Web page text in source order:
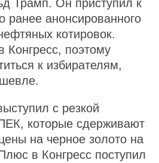
Трамп. Он приступил к
ранее анонсированного
котировок.
поэтому
к избирателям,
с резкой
которые сдерживают
на черное золото на
в Конгресс поступил